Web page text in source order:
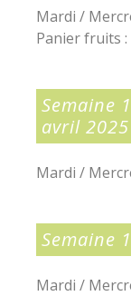
Mardi /
Panier fruits :
Semaine
avril 2025
Mardi /
Semaine
Mardi /